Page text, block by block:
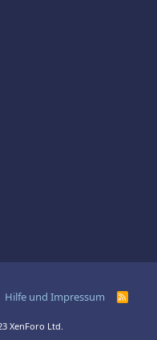
Hilfe und Impressum
R
XenForo Ltd.